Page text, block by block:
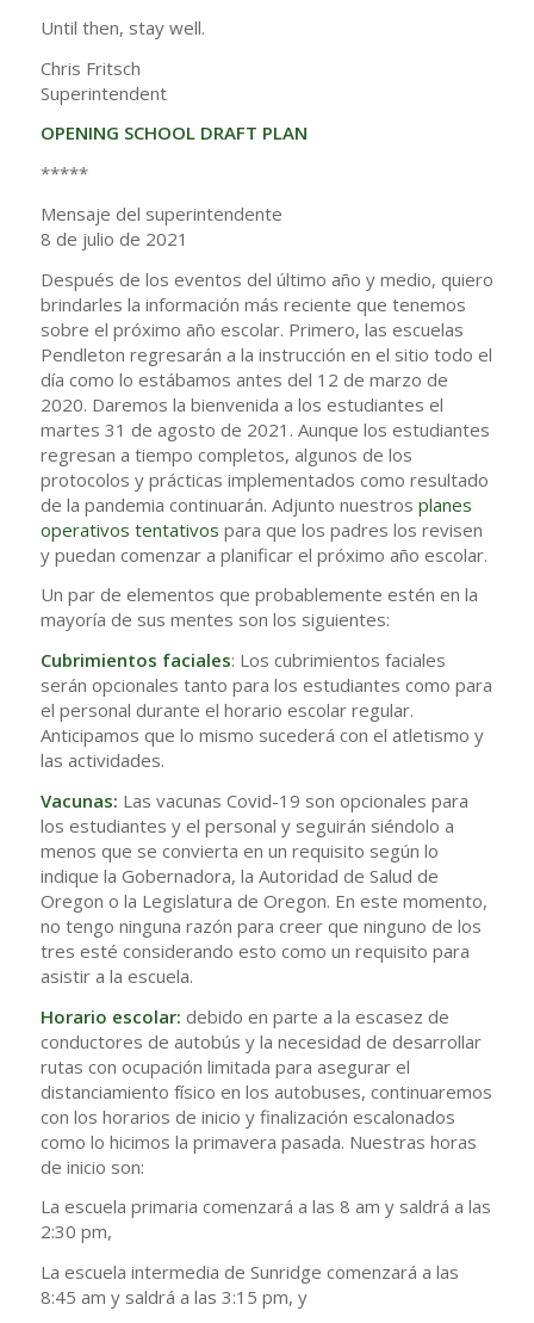
Until then, stay well.
Chris Fritsch
Superintendent
OPENING SCHOOL DRAFT PLAN
*****
Mensaje del superintendente
8 de julio de 2021
Después de los eventos del último año y medio, quiero
brindarles la información más reciente que tenemos
sobre el próximo año escolar. Primero, las escuelas
Pendleton regresarán a la instrucción en el sitio todo el
día como lo estábamos antes del 12 de marzo de
2020. Daremos la bienvenida a los estudiantes el
martes 31 de agosto de 2021. Aunque los estudiantes
regresan a tiempo completos, algunos de los
protocolos y prácticas implementados como resultado
de la pandemia continuarán. Adjunto nuestros planes
operativos tentativos para que los padres los revisen
y puedan comenzar a planificar el próximo año escolar.
Un par de elementos que probablemente estén en la
mayoría de sus mentes son los siguientes:
Cubrimientos faciales: Los cubrimientos faciales
serán opcionales tanto para los estudiantes como para
el personal durante el horario escolar regular.
Anticipamos que lo mismo sucederá con el atletismo y
las actividades.
Vacunas: Las vacunas Covid-19 son opcionales para
los estudiantes y el personal y seguirán siéndolo a
menos que se convierta en un requisito según lo
indique la Gobernadora, la Autoridad de Salud de
Oregon o la Legislatura de Oregon. En este momento,
no tengo ninguna razón para creer que ninguno de los
tres esté considerando esto como un requisito para
asistir a la escuela.
Horario escolar: debido en parte a la escasez de
conductores de autobús y la necesidad de desarrollar
rutas con ocupación limitada para asegurar el
distanciamiento físico en los autobuses, continuaremos
con los horarios de inicio y finalización escalonados
como lo hicimos la primavera pasada. Nuestras horas
de inicio son:
La escuela primaria comenzará a las 8 am y saldrá a las
2:30 pm,
La escuela intermedia de Sunridge comenzará a las
8:45 am y saldrá a las 3:15 pm, y